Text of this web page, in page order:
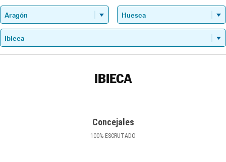
IBIECA
Concejales
100% ESCRUTADO